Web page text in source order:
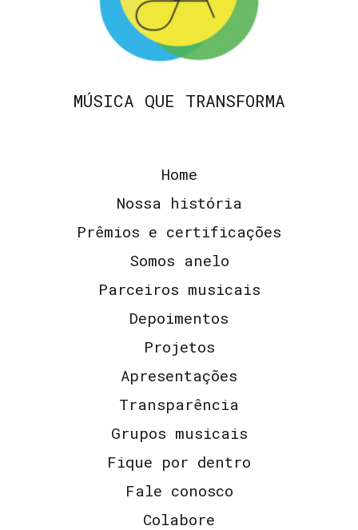
MÚSICA QUE TRANSFORMA
Home
Nossa história
Prêmios e certificações
Somos anelo
Parceiros musicais
Depoimentos
Projetos
Apresentações
Transparência
Grupos musicais
Fique por dentro
Fale conosco
Colabore